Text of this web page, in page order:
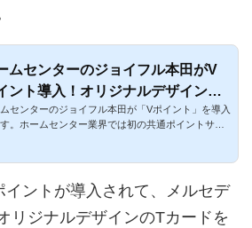
ムセンターのジョイフル本田がV
ント導入！オリジナルデザインのT
ドを発行！
センターのジョイフル本田が「Vポイント」を導入
。ホームセンター業界では初の共通ポイントサー
イントが導入されて、メルセデ
リジナルデザインのTカードを